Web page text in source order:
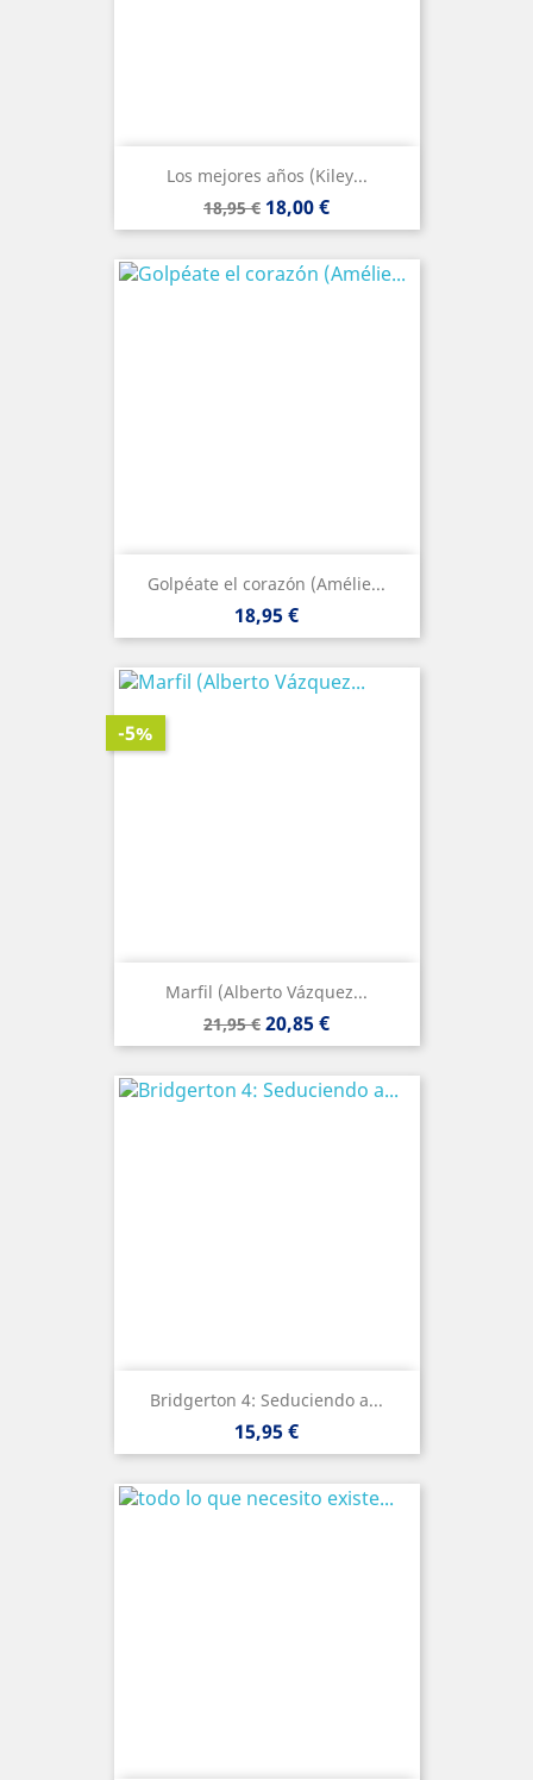
Los mejores años (Kiley...
Precio
base
18,95 € Precio
18,00 €
Golpéate el corazón (Amélie...
Precio
18,95 €
Marfil (Alberto Vázquez...
Precio
base
21,95 €
-5%
Precio
20,85 €
Bridgerton 4: Seduciendo a...
Precio
15,95 €